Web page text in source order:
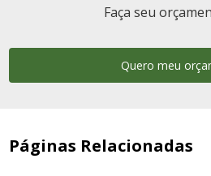
Faça seu
Quero meu
Páginas Relacionadas